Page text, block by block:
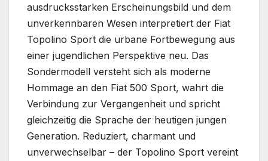
ausdrucksstarken Erscheinungsbild und dem
unverkennbaren Wesen interpretiert der Fiat
Topolino Sport die urbane Fortbewegung aus
einer jugendlichen Perspektive neu. Das
Sondermodell versteht sich als moderne
Hommage an den Fiat 500 Sport, wahrt die
Verbindung zur Vergangenheit und spricht
gleichzeitig die Sprache der heutigen jungen
Generation. Reduziert, charmant und
unverwechselbar – der Topolino Sport vereint